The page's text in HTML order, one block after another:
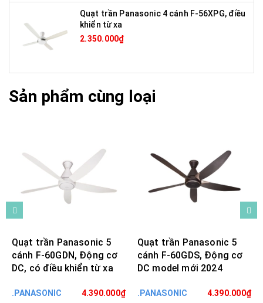
Quạt trần Panasonic 4 cánh F-56XPG, điều
khiển từ xa
2.350.000₫
Sản phẩm cùng loại
Quạt trần Panasonic 5
cánh F-60GDN, Động cơ
DC, có điều khiển từ xa
.PANASONIC 4.390.000₫
Quạt trần Panasonic 5
cánh F-60GDS, Động cơ
DC model mới 2024
.PANASONIC 4.390.000₫